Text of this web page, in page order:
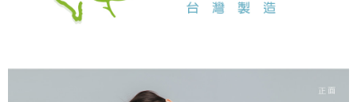
7-11取貨付款
付款後7-11取貨
每筆NT$80，滿NT$859(含以上)免運費